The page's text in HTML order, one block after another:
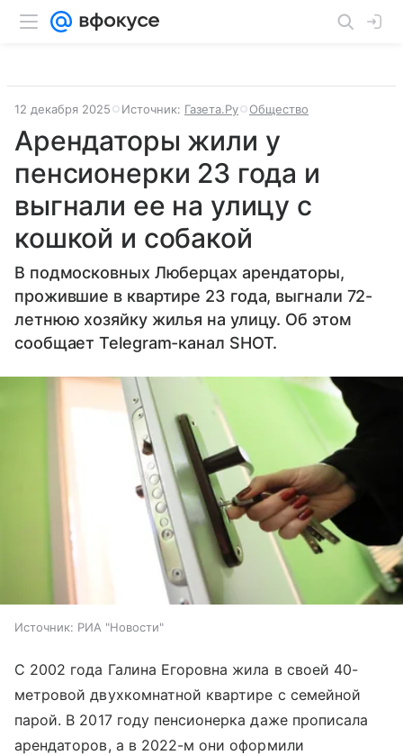
12 декабря 2025 Источник: Газета.Ру Общество
Арендаторы жили у
пенсионерки 23 года и
выгнали ее на улицу с
кошкой и собакой
В подмосковных Люберцах арендаторы,
прожившие в квартире 23 года, выгнали 72-
летнюю хозяйку жилья на улицу. Об этом
сообщает Telegram-канал SHOT.
Источник: РИА "Новости"
С 2002 года Галина Егоровна жила в своей 40-
метровой двухкомнатной квартире с семейной
парой. В 2017 году пенсионерка даже прописала
арендаторов, а в 2022-м они оформили